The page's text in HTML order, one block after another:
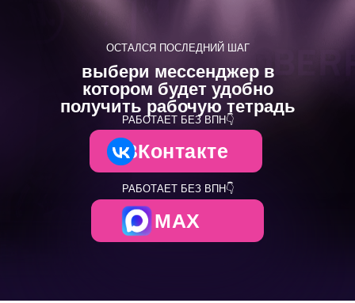
ВКонтакте
ОСТАЛСЯ ПОСЛЕДНИЙ ШАГ
РАБОТАЕТ БЕЗ ВПН👇
MAX
РАБОТАЕТ БЕЗ ВПН👇
выбери мессенджер в
котором будет удобно
получить рабочую тетрадь